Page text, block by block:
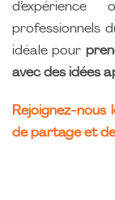
professionnels
idéale pour
avec des idées
Rejoignez-
de partage et